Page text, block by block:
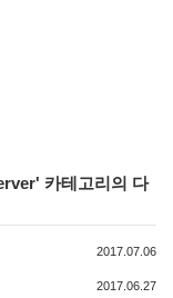
' 카테고리의 다
2017.07.06
2017.06.27